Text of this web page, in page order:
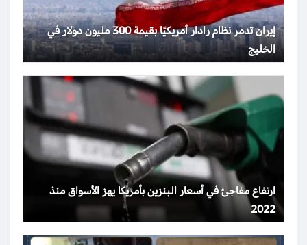
إيران تدمر نظام رادار أمريكيًا بقيمة 300 مليون دولار في
الخليج
ارتفاع مفاجئ في أسعار البنزين بأمريكا يهز الأسواق منذ
2022